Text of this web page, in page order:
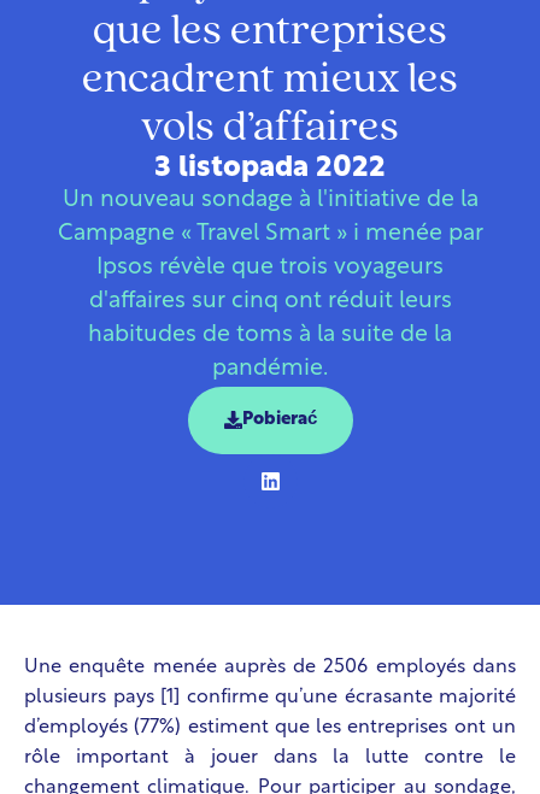
que les entreprises
encadrent mieux les
vols d’affaires
3 listopada 2022
Un nouveau sondage à l'initiative de la
Campagne « Travel Smart » i menée par
Ipsos révèle que trois voyageurs
d'affaires sur cinq ont réduit leurs
habitudes de toms à la suite de la
pandémie.
Pobierać
Une enquête menée auprès de 2506 employés dans
plusieurs pays [1] confirme qu’une écrasante majorité
d’employés (77%) estiment que les entreprises ont un
rôle important à jouer dans la lutte contre le
changement climatique. Pour participer au sondage,